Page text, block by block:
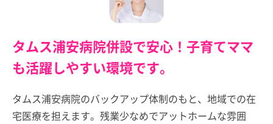
タムス浦安病院併設で安心！子育てママ
も活躍しやすい環境です。
タムス浦安病院のバックアップ体制のもと、地域での在
宅医療を担えます。残業少なめでアットホームな雰囲